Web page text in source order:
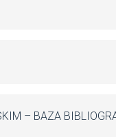
– BAZA